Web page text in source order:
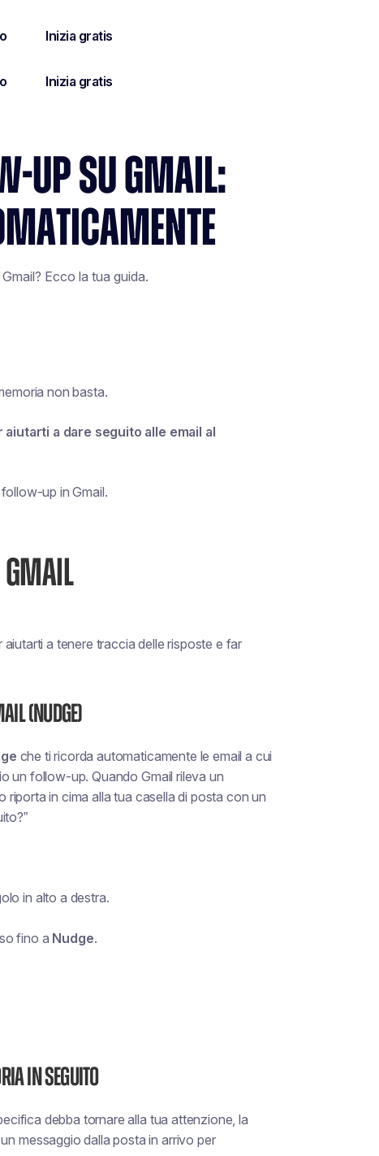
UP SU GMAIL:
Ecco la tua guida.
non basta.
a dare seguito alle email al
up in Gmail.
GMAIL
a tenere traccia delle risposte e far
(Nudge)
che ti ricorda automaticamente le email a cui
un follow-up. Quando Gmail rileva un
riporta in cima alla tua casella di posta con un
in alto a destra.
fino a Nudge.
in seguito
debba tornare alla tua attenzione, la
messaggio dalla posta in arrivo per